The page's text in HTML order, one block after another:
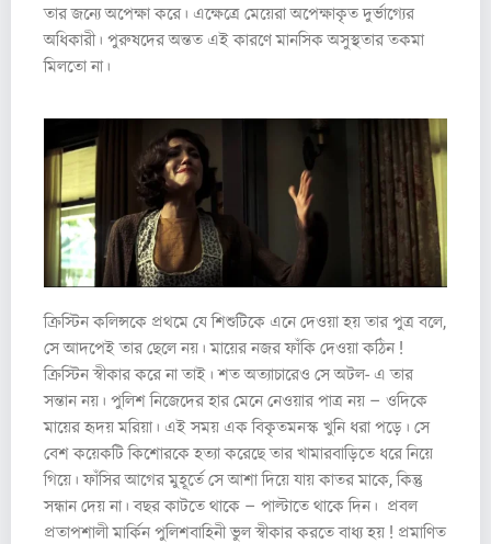
তার জন্যে অপেক্ষা করে। এক্ষেত্রে মেয়েরা অপেক্ষাকৃত দুর্ভাগ্যের
অধিকারী। পুরুষদের অন্তত এই কারণে মানসিক অসুস্থতার তকমা
মিলতো না।
ক্রিস্টিন কলিন্সকে প্রথমে যে শিশুটিকে এনে দেওয়া হয় তার পুত্র বলে,
সে আদপেই তার ছেলে নয়। মায়ের নজর ফাঁকি দেওয়া কঠিন !
ক্রিস্টিন স্বীকার করে না তাই। শত অত্যাচারেও সে অটল- এ তার
সন্তান নয়। পুলিশ নিজেদের হার মেনে নেওয়ার পাত্র নয় – ওদিকে
মায়ের হৃদয় মরিয়া। এই সময় এক বিকৃতমনস্ক খুনি ধরা পড়ে। সে
বেশ কয়েকটি কিশোরকে হত্যা করেছে তার খামারবাড়িতে ধরে নিয়ে
গিয়ে। ফাঁসির আগের মুহূর্তে সে আশা দিয়ে যায় কাতর মাকে, কিন্তু
সন্ধান দেয় না। বছর কাটতে থাকে – পাল্টাতে থাকে দিন। প্রবল
প্রতাপশালী মার্কিন পুলিশবাহিনী ভুল স্বীকার করতে বাধ্য হয় ! প্রমাণিত